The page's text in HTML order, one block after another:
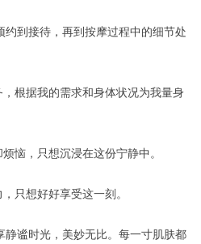
约到接待，再到按摩过程中的细节处
根据我的需求和身体状况为我量身
恼，只想沉浸在这份宁静中。
只想好好享受这一刻。
静谧时光，美妙无比。每一寸肌肤都